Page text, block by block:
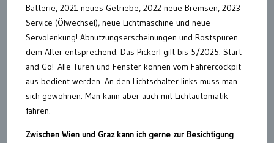
Batterie, 2021 neues Getriebe, 2022 neue Bremsen, 2023
Service (Ölwechsel), neue Lichtmaschine und neue
Servolenkung! Abnutzungserscheinungen und Rostspuren
dem Alter entsprechend. Das Pickerl gilt bis 5/2025. Start
and Go! Alle Türen und Fenster können vom Fahrercockpit
aus bedient werden. An den Lichtschalter links muss man
sich gewöhnen. Man kann aber auch mit Lichtautomatik
fahren.
Zwischen Wien und Graz kann ich gerne zur Besichtigung